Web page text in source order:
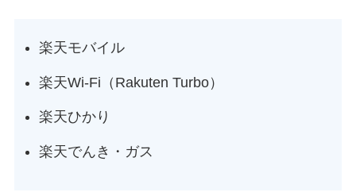
楽天モバイル
楽天Wi-Fi（Rakuten Turbo）
楽天ひかり
楽天でんき・ガス